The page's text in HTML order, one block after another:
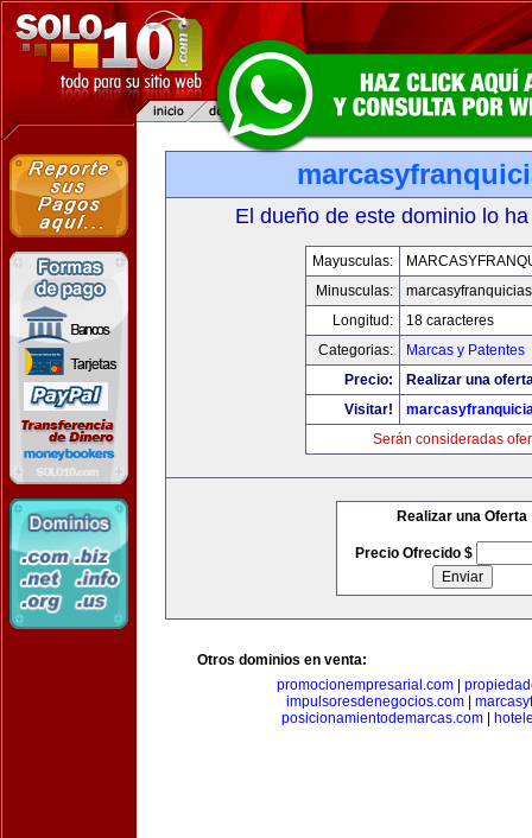
El dueño de este dominio lo
Mayusculas:
Minusculas:
Longitud:
18 caracteres
Categorias:
Marcas y Patentes
Precio:
Realizar una
Visitar!
Serán consideradas
Realizar una Oferta
Precio Ofrecido $
Otros dominios en venta:
promocionempresarial.com|
impulsoresdenegocios.com|
posicionamientodemarcas.com